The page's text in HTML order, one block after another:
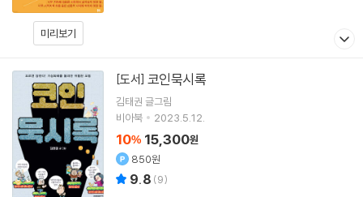
미리보기
[도서] 코인묵시록
김태권 글그림
비아북
2023.5.12.
10% 15,300원
850원
9.8 (9)